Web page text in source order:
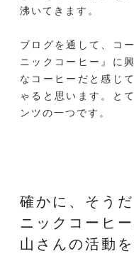
沸いてきます。
ブログを通して、コ
ニックコーヒー』に
なコーヒーだと感じ
ゃると思います。と
ンツの一つです。
確かに、そう
ニックコーヒ
山さんの活動